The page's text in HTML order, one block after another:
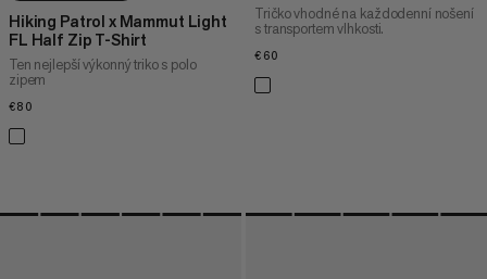
Hiking Patrol x Mammut Light
FL Half Zip T-Shirt
Ten nejlepší výkonný triko s polo
zipem
€80
Tričko vhodné na každodenní nošení
s transportem vlhkosti.
€60